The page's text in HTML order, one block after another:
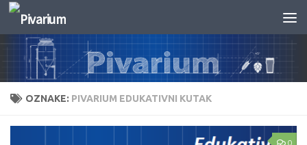
Skip to content
OZNAKE: PIVARIUM EDUKATIVNI KUTAK
0